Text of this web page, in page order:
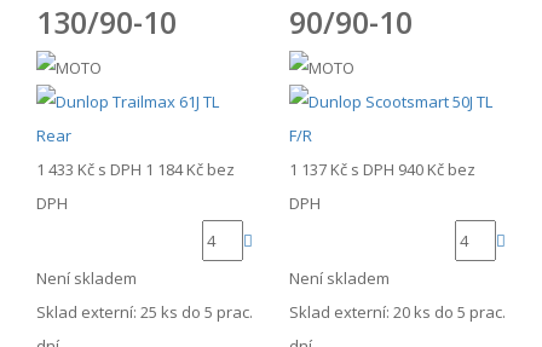
130/90-10
1 433 Kč s DPH 1 184 Kč bez
DPH
Není skladem
Sklad externí: 25 ks do 5 prac.
90/90-10
1 137 Kč s DPH 940 Kč bez
DPH
Není skladem
Sklad externí: 20 ks do 5 prac.